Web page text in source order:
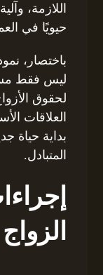
اللازمة،
حيويًا في
باختصار،
ليس فقط
لحقوق
العلاقات
بداية حياة
المتبادل.
الزواج